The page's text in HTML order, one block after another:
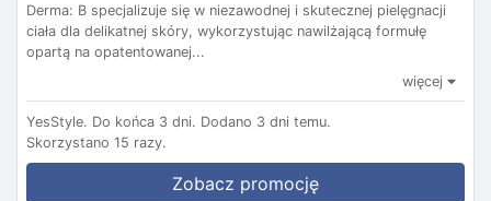
Derma: B specjalizuje się w niezawodnej i skutecznej pielęgnacji
ciała dla delikatnej skóry, wykorzystując nawilżającą formułę
opartą na opatentowanej...
więcej
YesStyle. Do końca 3 dni. Dodano 3 dni temu.
Skorzystano 15 razy.
Zobacz promocję